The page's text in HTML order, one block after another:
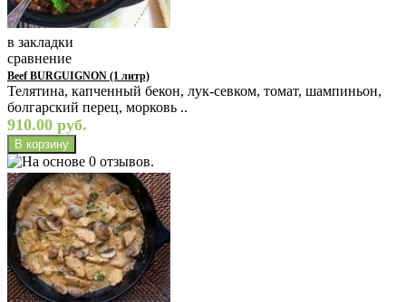
в закладки
сравнение
Beef BURGUIGNON (1 литр)
Телятина, капченный бекон, лук-севком, томат, шампиньон,
болгарский перец, морковь ..
910.00 руб.